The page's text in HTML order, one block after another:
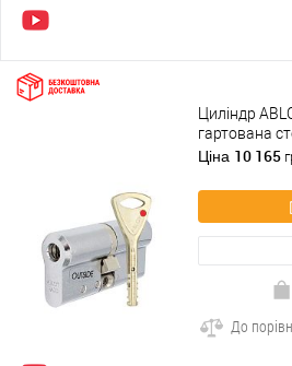
Циліндр
гартована
Ціна 10 165
До